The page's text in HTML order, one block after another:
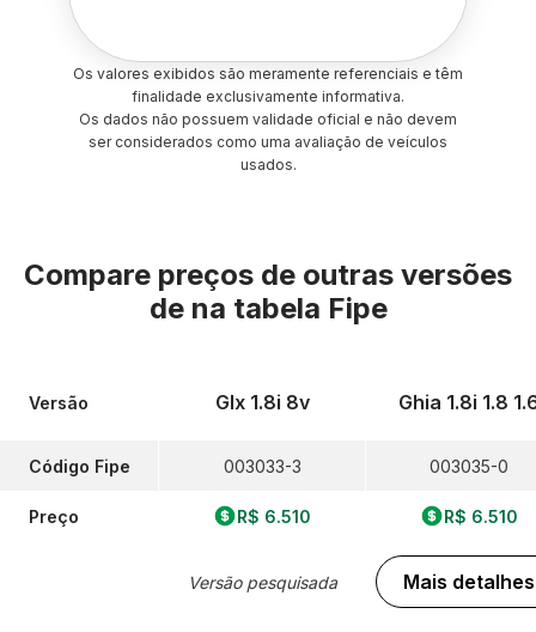
Os valores exibidos são meramente referenciais e têm
finalidade exclusivamente informativa.
Os dados não possuem validade oficial e não devem
ser considerados como uma avaliação de veículos
usados.
Compare preços de outras versões
de na tabela Fipe
Versão
Código Fipe
Preço
Glx 1.8i 8v
003033-3
R$ 6.510
Versão pesquisada
Ghia 1.8i 1.8
003035-0
R$ 6.510
Mais detalhes